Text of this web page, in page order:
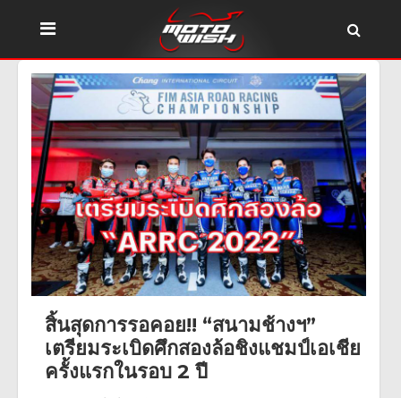
สิ้นสุดการรอคอย!! “สนามช้างฯ”
เตรียมระเบิดศึกสองล้อชิงแชมป์เอเชีย
ครั้งแรกในรอบ 2 ปี